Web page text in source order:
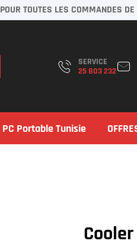
POUR TOUTES LES COMMANDES
SERVICE
25 803 232
PC Portable Tunisie